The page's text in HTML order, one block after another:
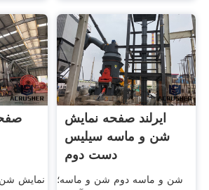
نمایش
ایرلند صفحه نمایش
شن و ماسه سیلیس
دست دوم
شن و ماسه دوم شن و ماسه؛